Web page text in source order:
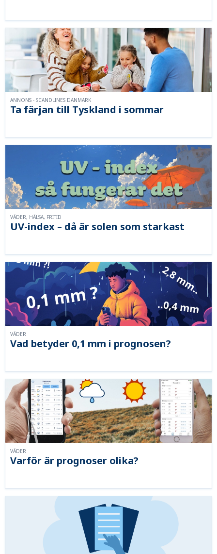
Ta färjan till Tyskland i sommar
ANNONS - SCANDLINES DANMARK
UV-index – då är solen som starkast
VÄDER, HÄLSA, FRITID
Vad betyder 0,1 mm i prognosen?
VÄDER
Varför är prognoser olika?
VÄDER